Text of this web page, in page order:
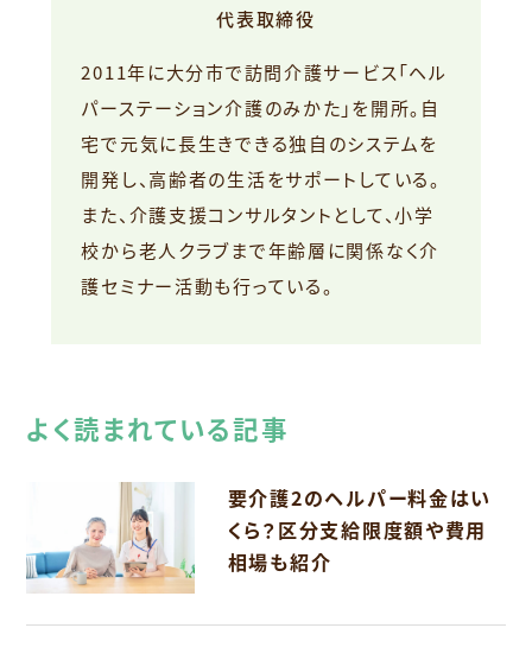
代表取締役
2011年に大分市で訪問介護サービス「ヘル
パーステーション介護のみかた」を開所。自
宅で元気に長生きできる独自のシステムを
開発し、高齢者の生活をサポートしている。
また、介護支援コンサルタントとして、小学
校から老人クラブまで年齢層に関係なく介
護セミナー活動も行っている。
よく読まれている記事
要介護2のヘルパー料金はい
くら？区分支給限度額や費用
相場も紹介